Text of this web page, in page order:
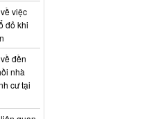
việc
đỏ khi
đền
nhà
cư tại